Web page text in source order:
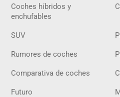
Coches híbridos y
enchufables
SUV
Rumores de coches
Comparativa de coches
Futuro